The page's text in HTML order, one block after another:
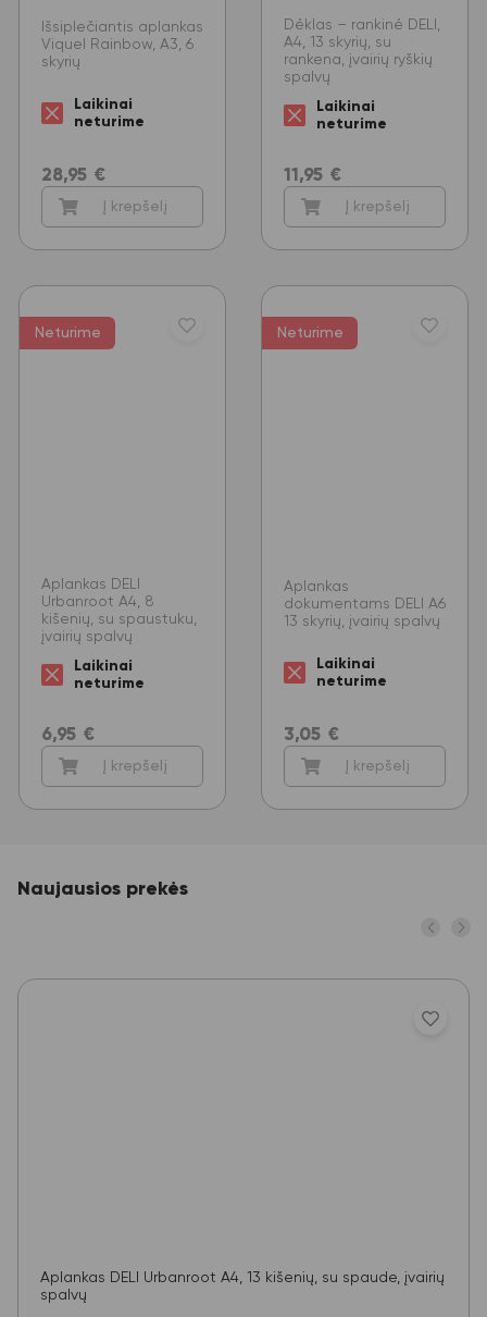
Išsiplečiantis aplankas
Viquel Rainbow, A3, 6
skyrių
Laikinai
neturime
28,95 €
Į krepšelį
Dėklas – rankinė DELI,
A4, 13 skyrių, su
rankena, įvairių ryškių
spalvų
Laikinai
neturime
11,95 €
Į krepšelį
Neturime
Aplankas DELI
Urbanroot A4, 8
kišenių, su spaustuku,
įvairių spalvų
Laikinai
neturime
6,95 €
Į krepšelį
Neturime
Aplankas
dokumentams DELI A6
13 skyrių, įvairių spalvų
Laikinai
neturime
3,05 €
Į krepšelį
Naujausios prekės
Aplankas DELI Urbanroot A4, 13 kišenių, su spaude, įvairių
spalvų